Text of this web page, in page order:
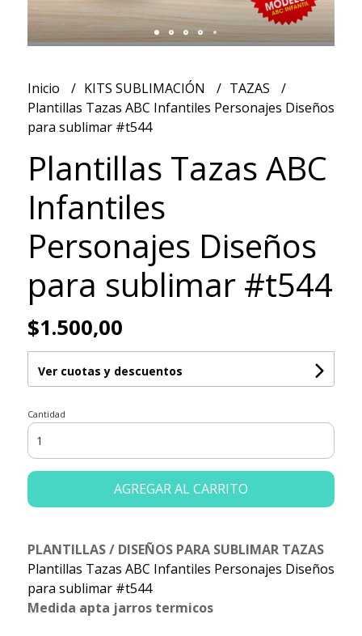
Inicio KITS SUBLIMACIÓN
TAZAS
Plantillas Tazas ABC Infantiles Personajes Diseños
para sublimar #t544
Plantillas Tazas ABC
Infantiles
Personajes Diseños
para sublimar #t544
$1.500,00
Ver cuotas y descuentos
Cantidad
AGREGAR AL CARRITO
PLANTILLAS / DISEÑOS PARA SUBLIMAR TAZAS
Plantillas Tazas ABC Infantiles Personajes Diseños
para sublimar #t544
Medida apta jarros termicos